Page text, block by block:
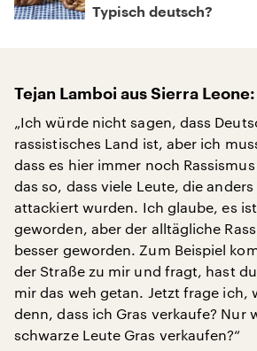
Typisch deutsch?
Tejan Lamboi aus Sierra Leone:
„Ich würde nicht sagen, dass
rassistisches Land ist, aber ich
dass es hier immer noch
das so, dass viele Leute, die
attackiert wurden. Ich glaube, es
geworden, aber der alltägliche
besser geworden. Zum Beispiel
der Straße zu mir und fragt, hast
mir das weh getan. Jetzt frage ich,
denn, dass ich Gras verkaufe? Nur
schwarze Leute Gras verkaufen?“